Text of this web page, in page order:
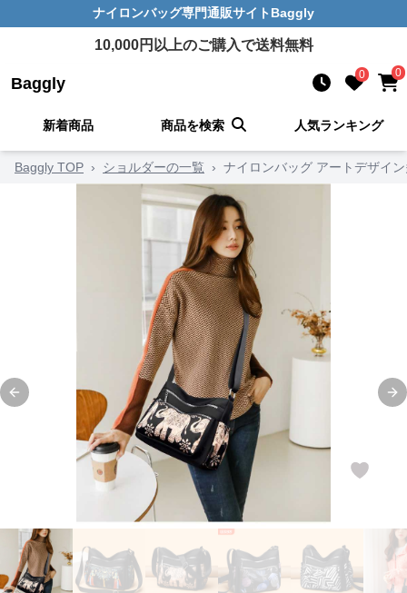
ナイロンバッグ専門通販サイト Baggly
10,000円以上のご購入で送料無料
Baggly 0 0
新着商品 商品を検索 人気ランキング
Baggly TOP › ショルダーの一覧 › ナイロンバッグ アートデザイ
Previous slide